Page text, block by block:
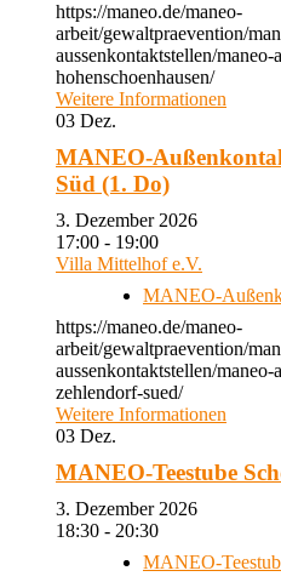
https://maneo.de/maneo-
arbeit/gewaltpraevention/
aussenkontaktstellen/
hohenschoenhausen/
Weitere Informationen
03 Dez.
MANEO-
Süd (1. Do)
3. Dezember 2026
17:00 - 19:00
Villa Mittelhof e.V.
MANEO-
https://maneo.de/maneo-
arbeit/gewaltpraevention/
aussenkontaktstellen/maneo-
zehlendorf-sued/
Weitere Informationen
03 Dez.
MANEO-Teestube
3. Dezember 2026
18:30 - 20:30
MANEO-